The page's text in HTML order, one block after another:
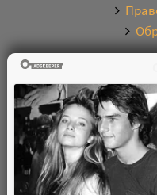
Электронная
аудиокниг в хорошем
бесплатно онлайн